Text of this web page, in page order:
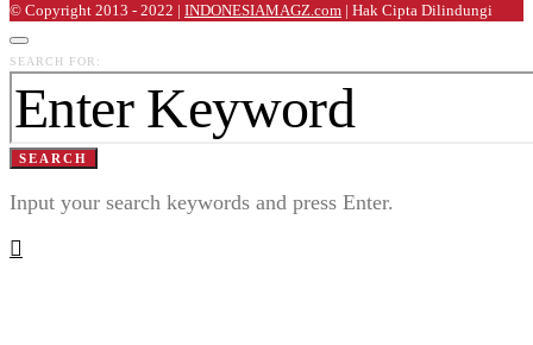
© Copyright 2013 - 2022 | INDONESIAMAGZ.com | Hak Cipta Dilindungi
SEARCH FOR:
SEARCH
Input your search keywords and press Enter.